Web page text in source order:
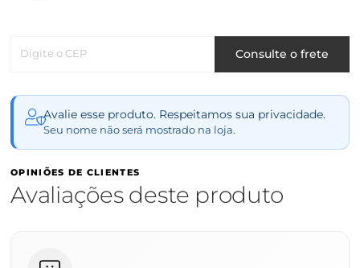
Digite o CEP Consulte o frete
Avalie esse produto. Respeitamos sua privacidade.
Seu nome não será mostrado na loja.
OPINIÕES DE CLIENTES
Avaliações deste produto